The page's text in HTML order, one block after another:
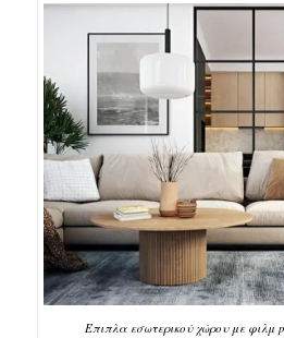
Έπιπλα εσωτερικού χώρου με φιλμ